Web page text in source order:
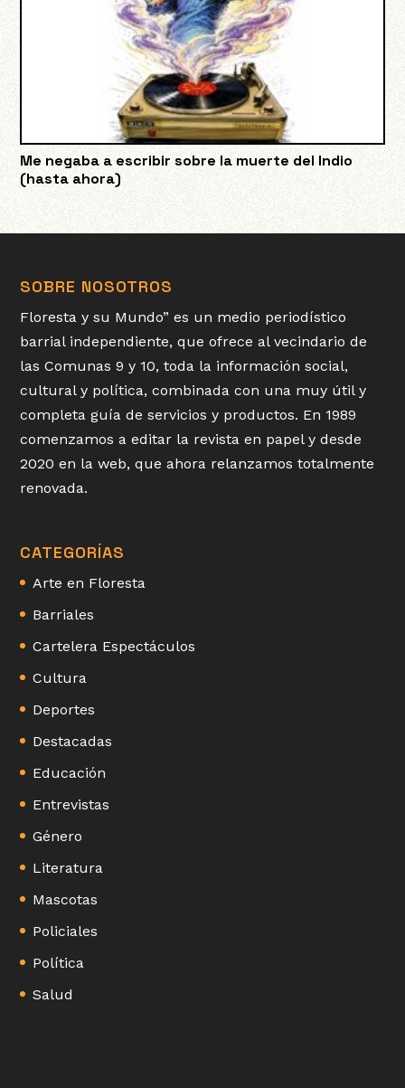
Me negaba a escribir sobre la muerte del Indio
(hasta ahora)
SOBRE NOSOTROS
Floresta y su Mundo” es un medio periodístico
barrial independiente, que ofrece al vecindario de
las Comunas 9 y 10, toda la información social,
cultural y política, combinada con una muy útil y
completa guía de servicios y productos. En 1989
comenzamos a editar la revista en papel y desde
2020 en la web, que ahora relanzamos totalmente
renovada.
CATEGORÍAS
Arte en Floresta
Barriales
Cartelera Espectáculos
Cultura
Deportes
Destacadas
Educación
Entrevistas
Género
Literatura
Mascotas
Policiales
Política
Salud